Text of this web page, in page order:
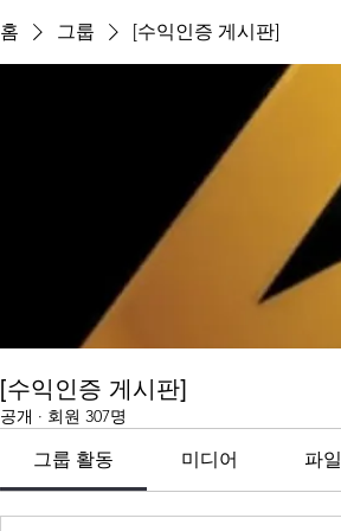
홈 그룹 [수익인증 게시판]
[수익인증 게시판]
공개 · 회원 307명
그룹 활동 미디어 파일